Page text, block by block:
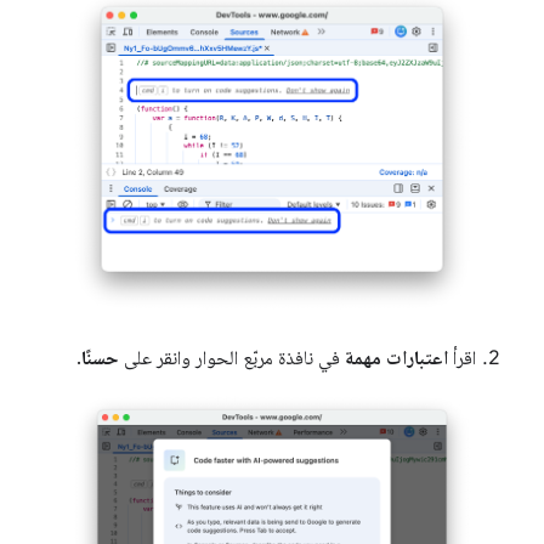
اقرأ اعتبارات مهمة في نافذة مربّع الحوار وانقر على حسنًا.